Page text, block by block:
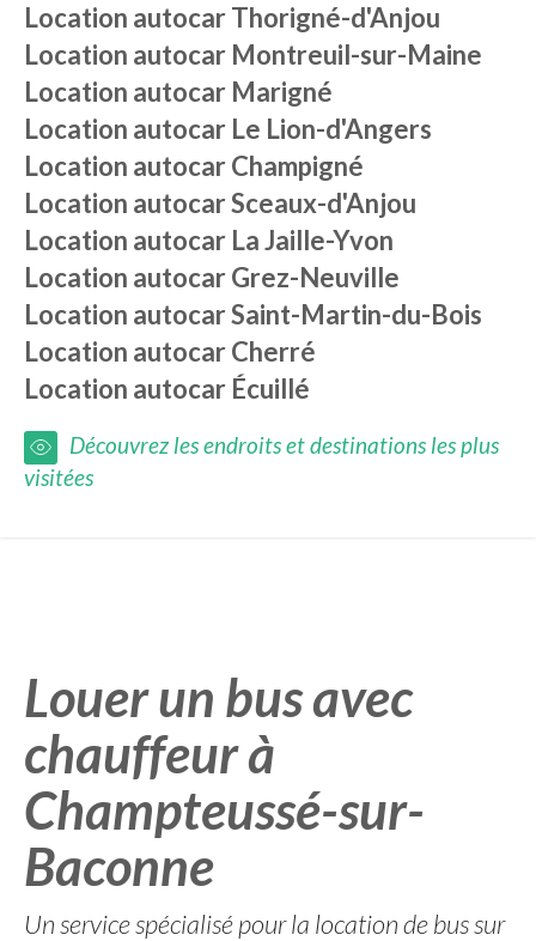
Location autocarThorigné-d'Anjou
Location autocar Montreuil-sur-Maine
Location autocar Marigné
Location autocar Le Lion-d'Angers
Location autocarChampigné
Location autocarSceaux-d'Anjou
Location autocar La Jaille-Yvon
Location autocarGrez-Neuville
Location autocarSaint-Martin-du-Bois
Location autocarCherré
Location autocar Écuillé
Découvrez les endroits et destinations les plus
visitées
Louer un bus avec
chauffeur à
Champteussé-sur-
Baconne
Un service spécialisé pour la location de bus sur